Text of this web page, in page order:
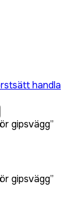
handla
gipsvägg”
gipsvägg”